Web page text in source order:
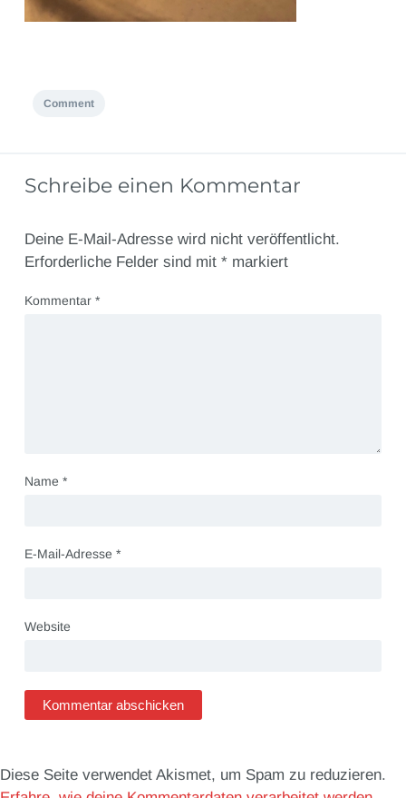
Comment
Schreibe einen Kommentar
Deine E-Mail-Adresse wird nicht veröffentlicht.
Erforderliche Felder sind mit *markiert
Kommentar *
Name *
E-Mail-Adresse *
Website
Diese Seite verwendet Akismet, um Spam zu reduzieren.